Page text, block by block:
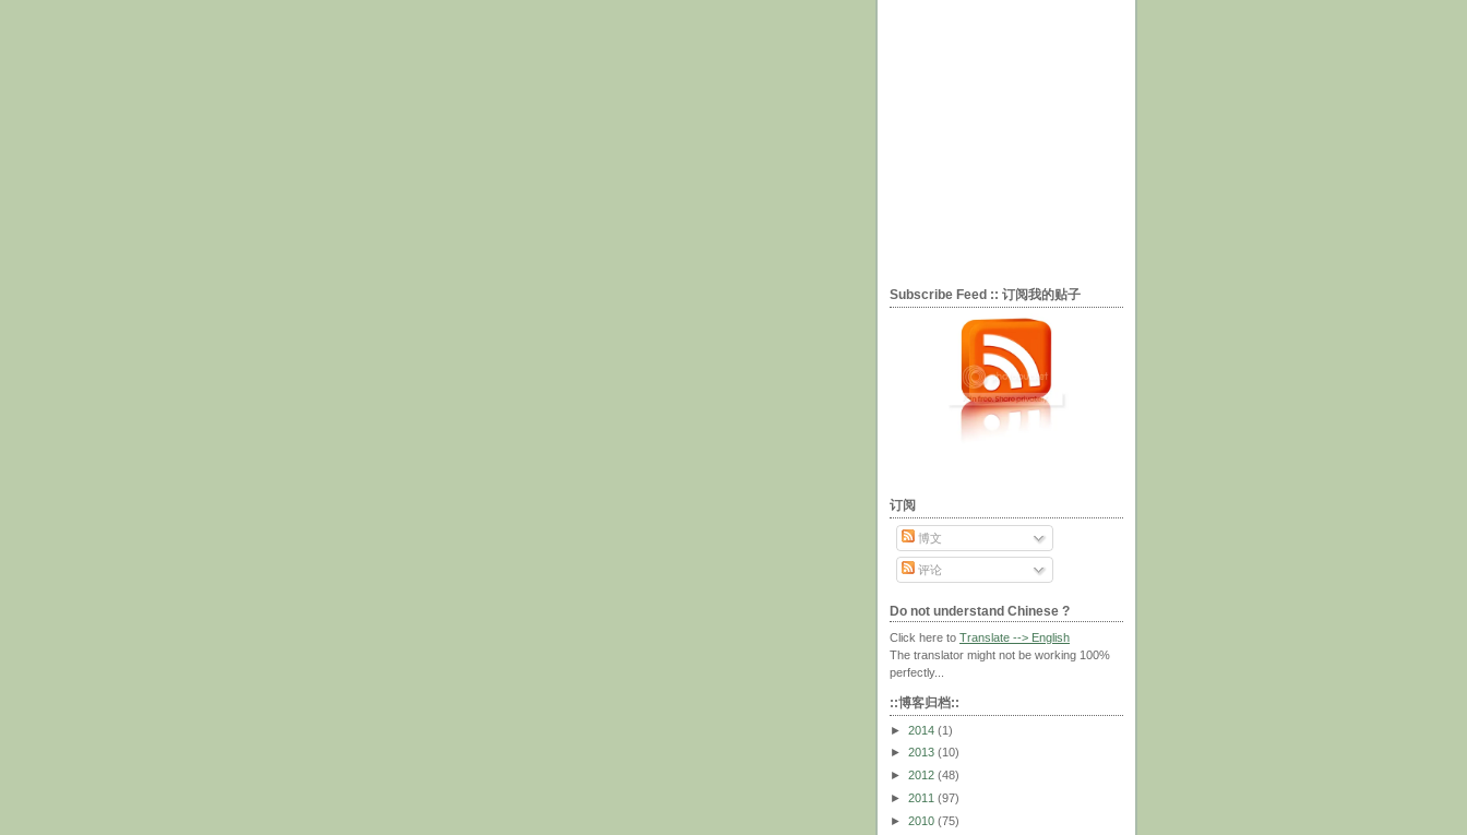
Subscribe Feed :: 订阅我的贴子
订阅
博文
评论
Do not understand Chinese ?
Click here to Translate --> English
The translator might not be working 100%
perfectly...
::博客归档::
► 2014 (1)
► 2013 (10)
► 2012 (48)
► 2011 (97)
► 2010 (75)